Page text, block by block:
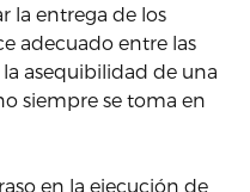
la entrega de los
adecuado entre las
asequibilidad de una
siempre se toma en
en la ejecución de